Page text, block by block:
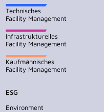
Technisches
Facility Management
Infrastrukturelles
Facility Management
Kaufmännisches
Facility Management
ESG
Environment